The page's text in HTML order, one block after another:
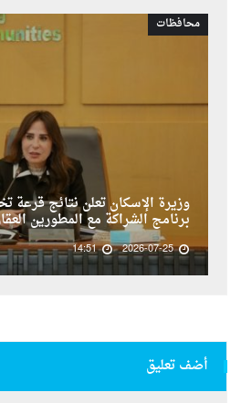
محافظات
وزيرة الإسكان تعلن نتائج
برنامج الشراكة مع المطورين
2026-07-25
14:51
أضف تعليق